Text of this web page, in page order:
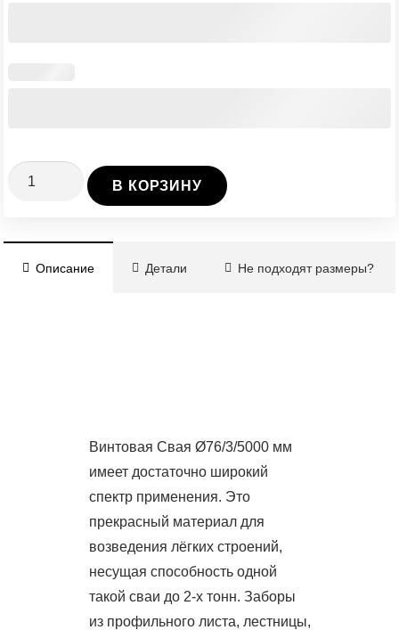
Количество
Ø76/3/5000
мм
В КОРЗИНУ
Описание Детали Не подходят размеры?
Винтовая Свая Ø76/3/5000 мм
имеет достаточно широкий
спектр применения. Это
прекрасный материал для
возведения лёгких строений,
несущая способность одной
такой сваи до 2-х тонн. Заборы
из профильного листа, лестницы,